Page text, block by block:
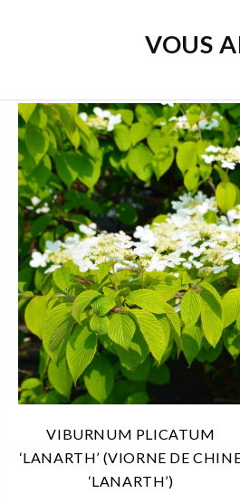
VOUS
VIBURNUM PLICATUM
‘LANARTH’ (VIORNE DE
‘LANARTH’)